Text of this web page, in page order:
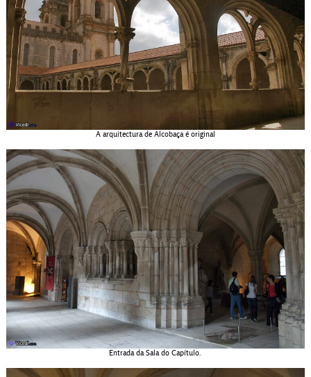
A arquitectura de Alcobaça é original
Entrada da Sala do Capítulo.